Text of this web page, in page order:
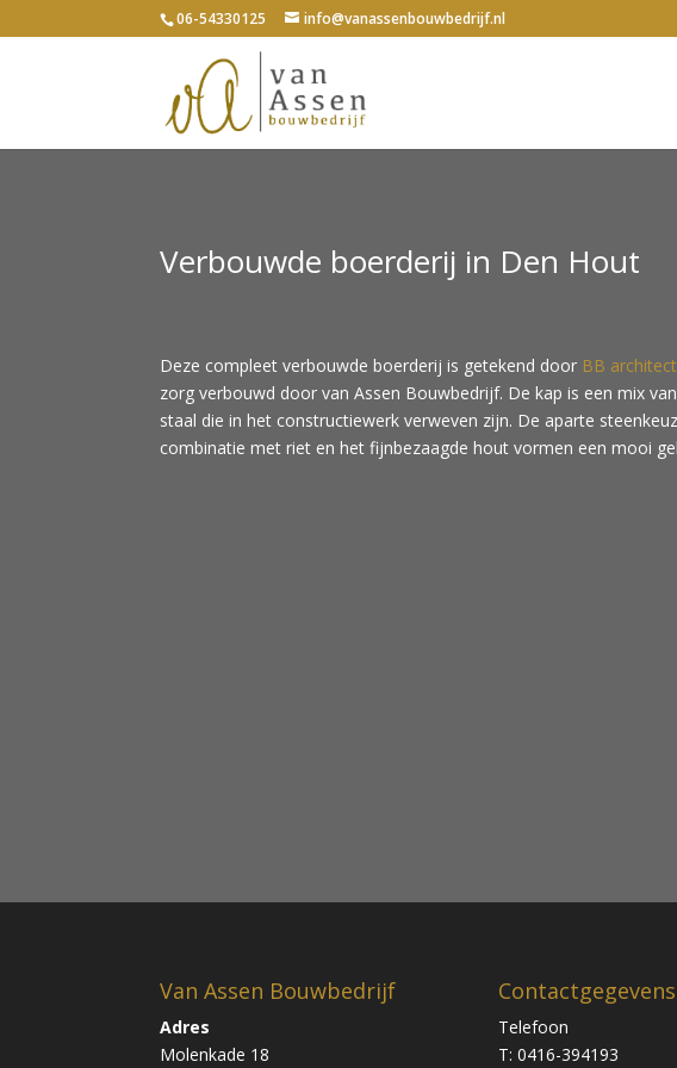
06-54330125 info@vanassenbouwbedrijf.nl
Verbouwde boerderij in Den Hout
Deze compleet verbouwde boerderij is getekend door BB
zorg verbouwd door van Assen Bouwbedrijf. De kap is een mix
staal die in het constructiewerk verweven zijn. De aparte
combinatie met riet en het fijnbezaagde hout vormen een mooi
Van Assen Bouwbedrijf
Adres
Molenkade 18
Contactgegevens
Telefoon
T: 0416-394193